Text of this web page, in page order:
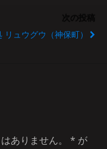
リュウグウ（神保町）
ありません。 * が